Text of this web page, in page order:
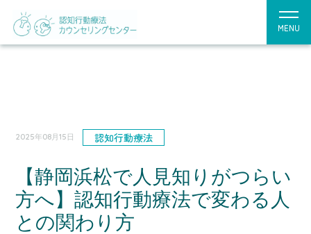
MENU
2025年08月15日 認知行動療法
【静岡浜松で人見知りがつらい
方へ】認知行動療法で変わる人
との関わり方